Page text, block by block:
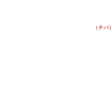
（チバ）